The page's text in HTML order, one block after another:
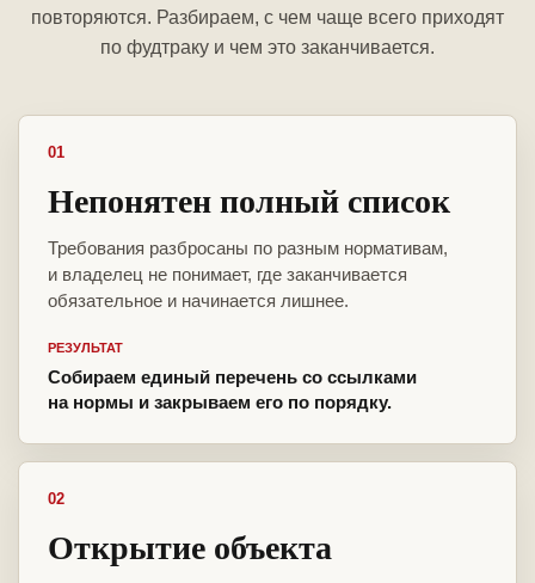
повторяются. Разбираем, с чем чаще всего приходят
по фудтраку и чем это заканчивается.
01
Непонятен полный список
Требования разбросаны по разным нормативам,
и владелец не понимает, где заканчивается
обязательное и начинается лишнее.
РЕЗУЛЬТАТ
Собираем единый перечень со ссылками
на нормы и закрываем его по порядку.
02
Открытие объекта